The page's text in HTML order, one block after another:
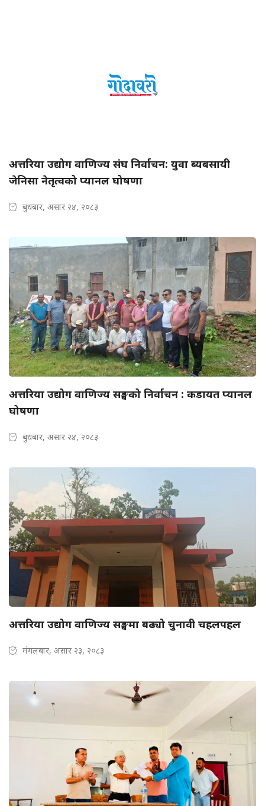
अत्तरिया उद्योग वाणिज्य संघ निर्वाचन: युवा ब्यबसायी
जेनिसा नेतृत्वको प्यानल घोषणा
बुधबार, असार २४, २०८३
अत्तरिया उद्योग वाणिज्य सङ्घको निर्वाचन : कडायत प्यानल
घोषणा
बुधबार, असार २४, २०८३
अत्तरिया उद्योग वाणिज्य सङ्घमा बढ्यो चुनावी चहलपहल
मंगलबार, असार २३, २०८३